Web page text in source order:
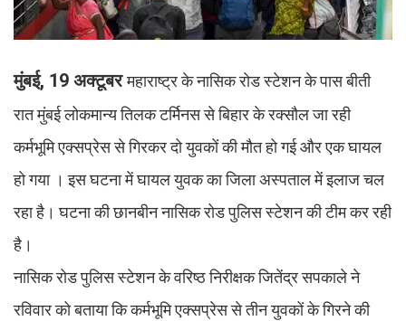
मुंबई, 19 अक्टूबरमहाराष्ट्र के नासिक रोड स्टेशन के पास बीती
रात मुंबई लोकमान्य तिलक टर्मिनस से बिहार के रक्सौल जा रही
कर्मभूमि एक्सप्रेस से गिरकर दो युवकों की मौत हो गई और एक घायल
हो गया । इस घटना में घायल युवक का जिला अस्पताल में इलाज चल
रहा है। घटना की छानबीन नासिक रोड पुलिस स्टेशन की टीम कर रही
है।
नासिक रोड पुलिस स्टेशन के वरिष्ठ निरीक्षक जितेंद्र सपकाले ने
रविवार को बताया कि कर्मभूमि एक्सप्रेस से तीन युवकों के गिरने की